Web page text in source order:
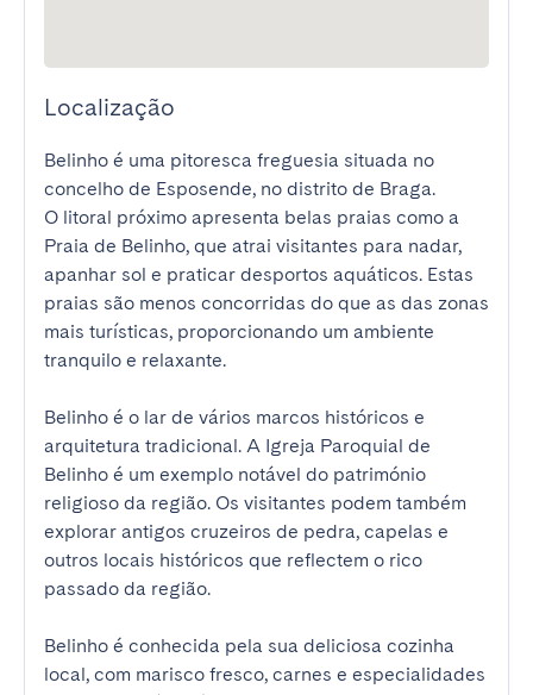
Localização
Belinho é uma pitoresca freguesia situada no
concelho de Esposende, no distrito de Braga.
O litoral próximo apresenta belas praias como a
Praia de Belinho, que atrai visitantes para nadar,
apanhar sol e praticar desportos aquáticos. Estas
praias são menos concorridas do que as das zonas
mais turísticas, proporcionando um ambiente
tranquilo e relaxante.
Belinho é o lar de vários marcos históricos e
arquitetura tradicional. A Igreja Paroquial de
Belinho é um exemplo notável do património
religioso da região. Os visitantes podem também
explorar antigos cruzeiros de pedra, capelas e
outros locais históricos que reflectem o rico
passado da região.
Belinho é conhecida pela sua deliciosa cozinha
local, com marisco fresco, carnes e especialidades